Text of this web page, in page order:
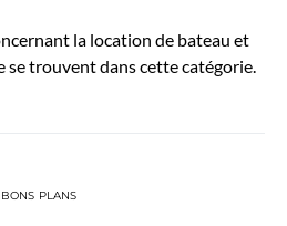
la location de bateau et
se trouvent dans cette catégorie.
BONS PLANS